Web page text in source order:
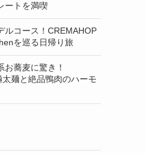
ートを満喫
ルコース！CREMAHOP
を巡る日帰り旅
お蕎麦に驚き！
太麺と絶品鴨肉のハーモ